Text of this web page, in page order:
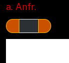
a. Anfr.